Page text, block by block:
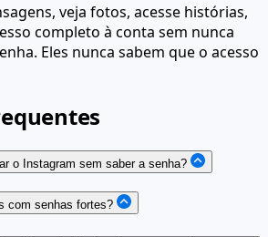
veja fotos, acesse histórias,
completo à conta sem nunca
Eles nunca sabem que o acesso
o Instagram sem saber a senha?
com senhas fortes?